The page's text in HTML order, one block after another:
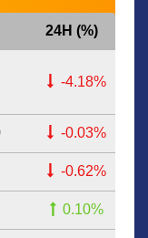
24H (%)
-4.18%
-0.03%
-0.62%
0.10%